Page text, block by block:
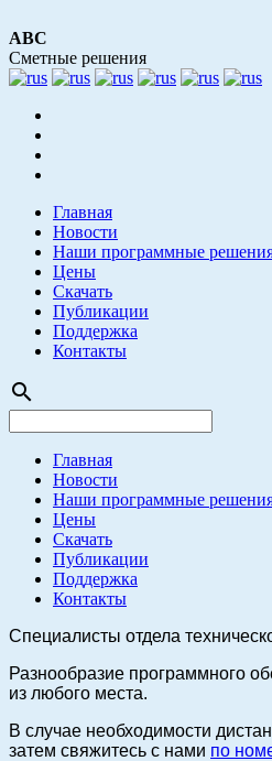
АВС
Сметные решения
Главная
Новости
Наши программные
Цены
Скачать
Публикации
Поддержка
Контакты
search
Главная
Новости
Наши программные
Цены
Скачать
Публикации
Поддержка
Контакты
Специалисты отдела
Разнообразие программного
из любого места.
В случае необходимости
затем свяжитесь с нами по